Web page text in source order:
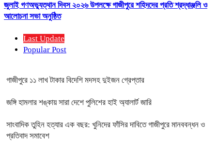
জুলাই গণঅভ্যুত্থান দিবস ২০২৬ উপলক্ষে গাজীপুরে শহিদদের প্রতি শ্রদ্ধাঞ্জলি ও
আলোচনা সভা অনুষ্ঠিত
Last Update
Popular Post
গাজীপুরে ১১ লাখ টাকার বিদেশি মদসহ দুইজন গ্রেপ্তার
জঙ্গি হামলার শঙ্কায় সারা দেশে পুলিশের হাই অ্যালার্ট জারি
সাংবাদিক তুহিন হত্যার এক বছর: খুনিদের ফাঁসির দাবিতে গাজীপুরে মানববন্ধন ও
প্রতিবাদ সমাবেশ